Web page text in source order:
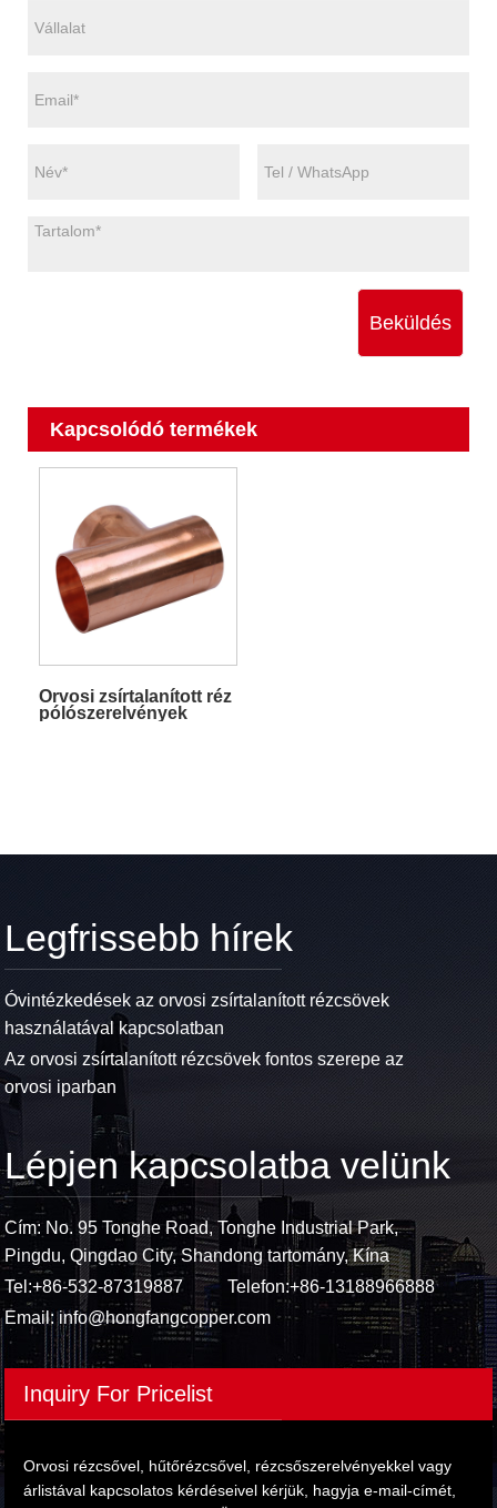
Beküldés
Kapcsolódó termékek
Orvosi zsírtalanított réz
pólószerelvények
Legfrissebb hírek
Óvintézkedések az orvosi zsírtalanított rézcsövek
használatával kapcsolatban
Az orvosi zsírtalanított rézcsövek fontos szerepe az
orvosi iparban
Lépjen kapcsolatba velünk
Cím: No. 95 Tonghe Road, Tonghe Industrial Park,
Pingdu, Qingdao City, Shandong tartomány, Kína
Tel:+86-532-87319887 Telefon:+86-13188966888
Email:info@hongfangcopper.com
Inquiry For Pricelist
Orvosi rézcsővel, hűtőrézcsővel, rézcsőszerelvényekkel vagy
árlistával kapcsolatos kérdéseivel kérjük, hagyja e-mail-címét,